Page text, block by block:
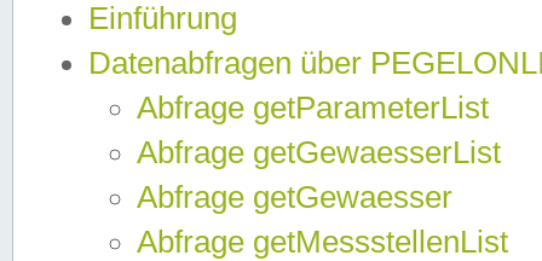
Einführung
Datenabfragen über
Abfrage getParameterList
Abfrage getGewaesserList
Abfrage getGewaesser
Abfrage getMessstellenList